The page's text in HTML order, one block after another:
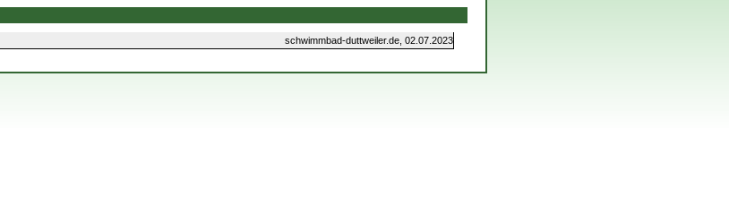
schwimmbad-duttweiler.de, 02.07.2023